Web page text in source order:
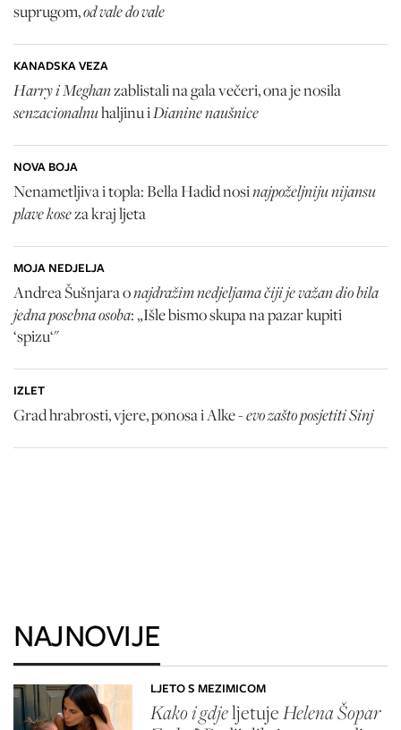
suprugom,od vale do vale
KANADSKA VEZA
Harry i Meghanzablistali na gala večeri, ona je nosila
senzacionalnuhaljinu iDianine naušnice
NOVA BOJA
Nenametljiva i topla: Bella Hadid nosinajpoželjniju nijansu
plave koseza kraj ljeta
MOJA NEDJELJA
Andrea Šušnjara onajdražim nedjeljama čiji je važan dio bila
jedna posebna osoba: „Išle bismo skupa na pazar kupiti
‘spizu‘"
IZLET
Grad hrabrosti, vjere, ponosa i Alke -evo zašto posjetiti Sinj
NAJNOVIJE
LJETO S MEZIMICOM
Kako i gdjeljetujeHelena Šopar